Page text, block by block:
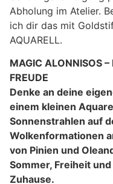
Abholung im Atelier.
ich dir das mit
AQUARELL.
MAGIC ALONNISOS –
FREUDE
Denke an deine
einem kleinen
Sonnenstrahlen auf
Wolkenformationen
von Pinien und
Sommer, Freiheit
Zuhause.